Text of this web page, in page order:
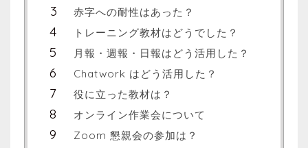
赤字への耐性はあった？
トレーニング教材はどうでした？
月報・週報・日報はどう活用した？
Chatwork はどう活用した？
役に立った教材は？
オンライン作業会について
Zoom 懇親会の参加は？